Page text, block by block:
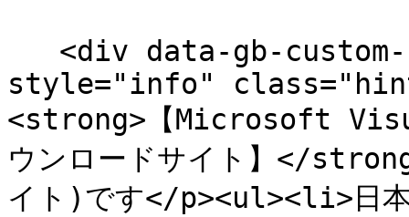
style="info"
<strong>【Microsoft
ウンロードサイト】</
イト)です</p><ul><li>日